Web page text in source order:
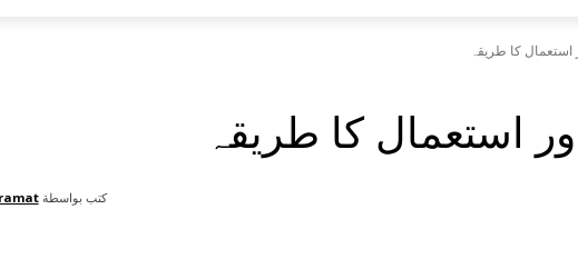
استعمال کا طریقہ
استعمال کا طریقہ
كتب بواسطة